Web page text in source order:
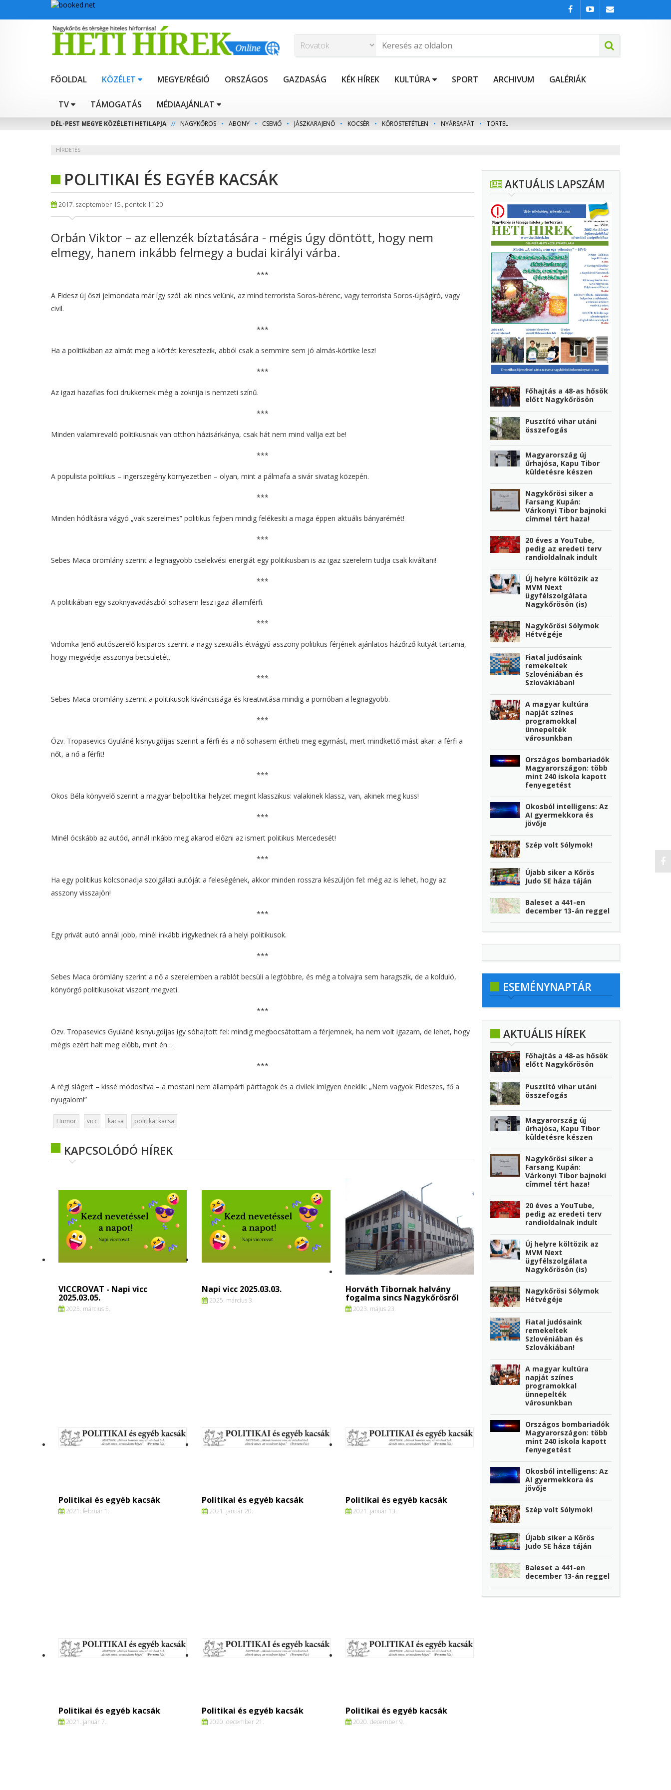
FŐOLDAL KÖZÉLET MEGYE/RÉGIÓ ORSZÁGOS GAZDASÁG KÉK HÍREK KULTÚRA SPORT ARCHIVUM GALÉRIÁK
TV TÁMOGATÁS MÉDIAAJÁNLAT
DÉL-PEST MEGYE KÖZÉLETI HETILAPJA // NAGYKŐRÖS • ABONY • CSEMŐ • JÁSZKARAJENŐ • KOCSÉR • KŐRÖSTETÉTLEN • NYÁRSAPÁT • TÖRTEL
HÍRDETÉS
POLITIKAI ÉS EGYÉB KACSÁK
2017. szeptember 15., péntek 11:20
Orbán Viktor – az ellenzék bíztatására - mégis úgy döntött, hogy nem
elmegy, hanem inkább felmegy a budai királyi várba.
***
A Fidesz új őszi jelmondata már így szól: aki nincs velünk, az mind terrorista Soros-bérenc, vagy terrorista Soros-újságíró, vagy
civil.
***
Ha a politikában az almát meg a körtét keresztezik, abból csak a semmire sem jó almás-körtike lesz!
***
Az igazi hazafias foci drukkernek még a zoknija is nemzeti színű.
***
Minden valamirevaló politikusnak van otthon házisárkánya, csak hát nem mind vallja ezt be!
***
A populista politikus – ingerszegény környezetben – olyan, mint a pálmafa a sivár sivatag közepén.
***
Minden hódításra vágyó „vak szerelmes” politikus fejben mindig felékesíti a maga éppen aktuális bányarémét!
***
Sebes Maca örömlány szerint a legnagyobb cselekvési energiát egy politikusban is az igaz szerelem tudja csak kiváltani!
***
A politikában egy szoknyavadászból sohasem lesz igazi államférfi.
***
Vidomka Jenő autószerelő kisiparos szerint a nagy szexuális étvágyú asszony politikus férjének ajánlatos házőrző kutyát tartania,
hogy megvédje asszonya becsületét.
***
Sebes Maca örömlány szerint a politikusok kíváncsisága és kreativitása mindig a pornóban a legnagyobb.
***
Özv. Tropasevics Gyuláné kisnyugdíjas szerint a férfi és a nő sohasem értheti meg egymást, mert mindkettő mást akar: a férfi a
nőt, a nő a férfit!
***
Okos Béla könyvelő szerint a magyar belpolitikai helyzet megint klasszikus: valakinek klassz, van, akinek meg kuss!
***
Minél ócskább az autód, annál inkább meg akarod előzni az ismert politikus Mercedesét!
***
Ha egy politikus kölcsönadja szolgálati autóját a feleségének, akkor minden rosszra készüljön fel: még az is lehet, hogy az
asszony visszajön!
***
Egy privát autó annál jobb, minél inkább irigykednek rá a helyi politikusok.
***
Sebes Maca örömlány szerint a nő a szerelemben a rablót becsüli a legtöbbre, és még a tolvajra sem haragszik, de a kolduló,
könyörgő politikusokat viszont megveti.
***
Özv. Tropasevics Gyuláné kisnyugdíjas így sóhajtott fel: mindig megbocsátottam a férjemnek, ha nem volt igazam, de lehet, hogy
mégis ezért halt meg előbb, mint én…
***
A régi slágert – kissé módosítva – a mostani nem állampárti párttagok és a civilek imígyen éneklik: „Nem vagyok Fideszes, fő a
nyugalom!”
Humor vicc kacsa politikai kacsa
KAPCSOLÓDÓ HÍREK
VICCROVAT - Napi vicc
2025.03.05.
2025. március 5.
Napi vicc 2025.03.03.
2025. március 3.
Horváth Tibornak halvány
fogalma sincs Nagykőrösről
2023. május 23.
Politikai és egyéb kacsák
2021. február 1.
Politikai és egyéb kacsák
2021. január 20.
Politikai és egyéb kacsák
2021. január 13.
Politikai és egyéb kacsák
2021. január 7.
Politikai és egyéb kacsák
2020. december 21.
Politikai és egyéb kacsák
2020. december 9.
AKTUÁLIS LAPSZÁM
Főhajtás a 48-as hősök
előtt Nagykőrösön
Pusztító vihar utáni
összefogás
Magyarország új
űrhajósa, Kapu Tibor
küldetésre készen
Nagykőrösi siker a
Farsang Kupán:
Várkonyi Tibor bajnoki
címmel tért haza!
20 éves a YouTube,
pedig az eredeti terv
randioldalnak indult
Új helyre költözik az
MVM Next
ügyfélszolgálata
Nagykőrösön (is)
Nagykőrösi Sólymok
Hétvégéje
Fiatal judósaink
remekeltek
Szlovéniában és
Szlovákiában!
A magyar kultúra
napját színes
programokkal
ünnepelték
városunkban
Országos bombariadók
Magyarországon: több
mint 240 iskola kapott
fenyegetést
Okosból intelligens: Az
AI gyermekkora és
jövője
Szép volt Sólymok!
Újabb siker a Kőrös
Judo SE háza táján
Baleset a 441-en
december 13-án reggel
ESEMÉNYNAPTÁR
AKTUÁLIS HÍREK
Főhajtás a 48-as hősök
előtt Nagykőrösön
Pusztító vihar utáni
összefogás
Magyarország új
űrhajósa, Kapu Tibor
küldetésre készen
Nagykőrösi siker a
Farsang Kupán:
Várkonyi Tibor bajnoki
címmel tért haza!
20 éves a YouTube,
pedig az eredeti terv
randioldalnak indult
Új helyre költözik az
MVM Next
ügyfélszolgálata
Nagykőrösön (is)
Nagykőrösi Sólymok
Hétvégéje
Fiatal judósaink
remekeltek
Szlovéniában és
Szlovákiában!
A magyar kultúra
napját színes
programokkal
ünnepelték
városunkban
Országos bombariadók
Magyarországon: több
mint 240 iskola kapott
fenyegetést
Okosból intelligens: Az
AI gyermekkora és
jövője
Szép volt Sólymok!
Újabb siker a Kőrös
Judo SE háza táján
Baleset a 441-en
december 13-án reggel